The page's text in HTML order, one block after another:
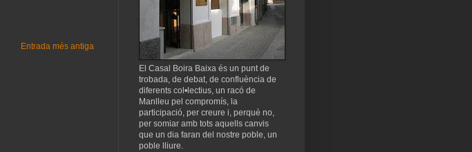
Entrada més antiga
El Casal Boira Baixa és un punt de
trobada, de debat, de confluència de
diferents col•lectius, un racó de
Manlleu pel compromís, la
participació, per creure i, perquè no,
per somiar amb tots aquells canvis
que un dia faran del nostre poble, un
poble lliure.